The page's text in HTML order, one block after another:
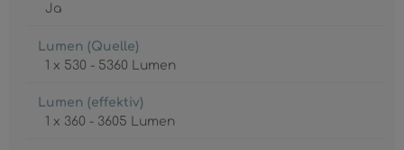
Ja
Lumen (Quelle)
1 x 530 - 5360 Lumen
Lumen (effektiv)
1 x 360 - 3605 Lumen